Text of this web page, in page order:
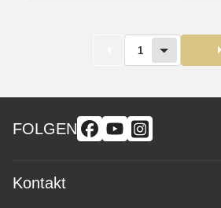
1
FOLGEN
Kontakt